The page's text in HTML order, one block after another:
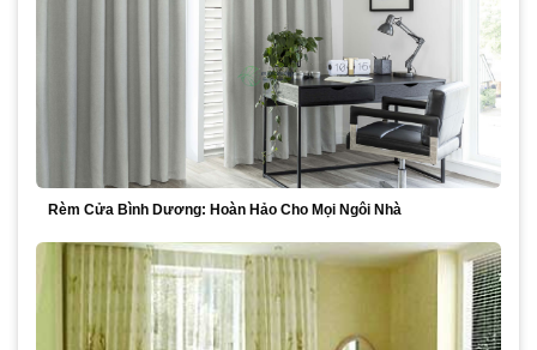
Rèm Cửa Bình Dương: Hoàn Hảo Cho Mọi Ngôi Nhà